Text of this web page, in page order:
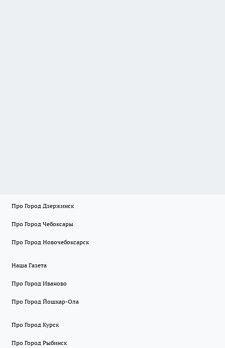
Про Город Дзержинск
Про Город Чебоксары
Про Город Новочебоксарск
Наша Газета
Про Город Иваново
Про Город Йошкар-Ола
Про Город Курск
Про Город Рыбинск